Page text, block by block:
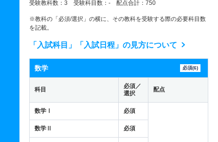
受験教科数：3 受験科目数：- 配点合計：750
※教科の「必須/選択」の横に、その教科を受験する際の必要科目数
を記載。
「入試科目」「入試日程」の見方について
数学 必須(6)
科目
必須／
選択
配点
数学Ⅰ 必須
数学Ⅱ 必須